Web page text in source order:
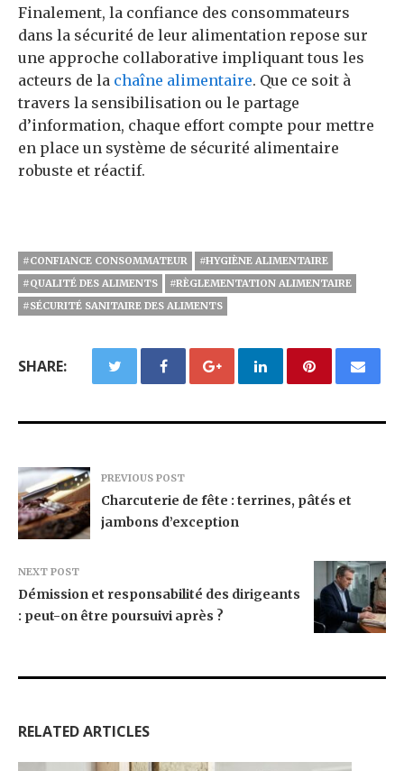
Finalement, la confiance des consommateurs
dans la sécurité de leur alimentation repose sur
une approche collaborative impliquant tous les
acteurs de la chaîne alimentaire. Que ce soit à
travers la sensibilisation ou le partage
d’information, chaque effort compte pour mettre
en place un système de sécurité alimentaire
robuste et réactif.
#CONFIANCE CONSOMMATEUR
#HYGIÈNE ALIMENTAIRE
#QUALITÉ DES ALIMENTS
#RÈGLEMENTATION ALIMENTAIRE
#SÉCURITÉ SANITAIRE DES ALIMENTS
SHARE:
PREVIOUS POST
Charcuterie de fête : terrines, pâtés et
jambons d’exception
NEXT POST
Démission et responsabilité des dirigeants
: peut-on être poursuivi après ?
RELATED ARTICLES